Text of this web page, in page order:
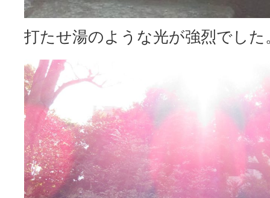
打たせ湯のような光が強烈でした